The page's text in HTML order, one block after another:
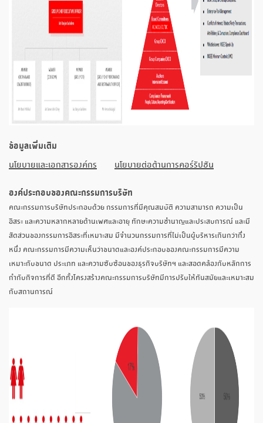
ข้อมูลเพิ่มเติม
นโยบายและเอกสารองค์กร นโยบายต่อต้านการคอร์รัปชัน
องค์ประกอบของคณะกรรมการบริษัท
คณะกรรมการบริษัทประกอบด้วย กรรมการที่มีคุณสมบัติ ความสามารถ ความเป็น
อิสระ และความหลากหลายด้านเพศและอายุ ทักษะความชำนาญและประสบการณ์ และมี
สัดส่วนของกรรมการอิสระที่เหมาะสม มีจำนวนกรรมการที่ไม่เป็นผู้บริหารเกินกว่ากึ่ง
หนึ่ง คณะกรรมการมีความเห็นว่าขนาดและองค์ประกอบของคณะกรรมการมีความ
เหมาะกับขนาด ประเภท และความซับซ้อนของธุรกิจบริษัทฯ และสอดคล้องกับหลักการ
กำกับกิจการที่ดี อีกทั้งโครงสร้างคณะกรรมการบริษัทมีการปรับให้ทันสมัยและเหมาะสม
กับสถานการณ์